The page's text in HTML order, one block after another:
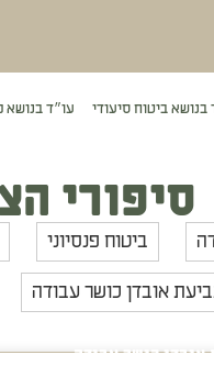
בנושא ביטוח סיעודי עו״ד בנושא
סיפורי
ביטוח פנסיוני
אובדן כושר עבודה
אובדן כושר עבודה